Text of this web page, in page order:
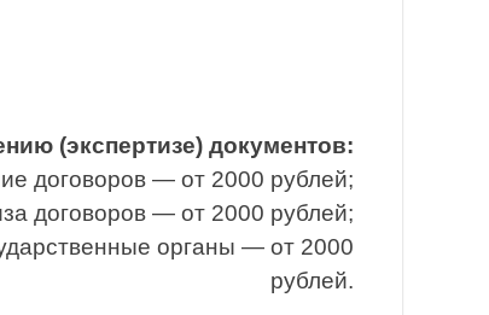
(экспертизе) документов:
договоров — от 2000 рублей;
договоров — от 2000 рублей;
органы — от 2000
рублей.